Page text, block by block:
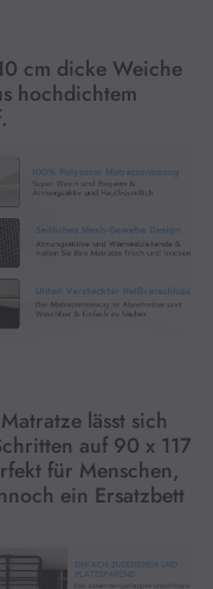
alle notwendigen
Anleitung
Bitte wenden Sie
ist immer für Sie da und
cm dicke Weiche
hochdichtem
lässt sich
auf 90 x 117
für Menschen,
ein Ersatzbett